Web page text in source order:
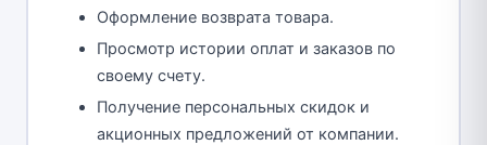
Оформление возврата товара.
Просмотр истории оплат и заказов по
своему счету.
Получение персональных скидок и
акционных предложений от компании.